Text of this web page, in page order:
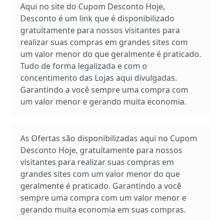
Aqui no site do Cupom Desconto Hoje,
Desconto é um link que é disponibilizado
gratuítamente para nossos visitantes para
realizar suas compras em grandes sites com
um valor menor do que geralmente é praticado.
Tudo de forma legalizada e com o
concentimento das Lojas aqui divulgadas.
Garantindo a você sempre uma compra com
um valor menor e gerando muita economia.
As Ofertas são disponibilizadas aqui no Cupom
Desconto Hoje, gratuítamente para nossos
visitantes para realizar suas compras em
grandes sites com um valor menor do que
geralmente é praticado. Garantindo a você
sempre uma compra com um valor menor e
gerando muita economia em suas compras.